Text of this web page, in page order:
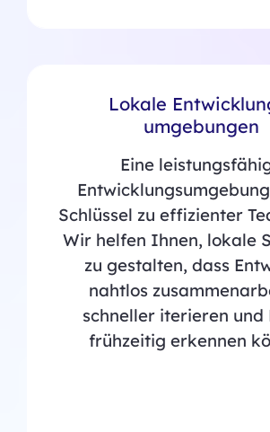
Lokale
umgebungen
Eine
Schlüssel zu effizienter
Wir helfen Ihnen, lokale
zu gestalten, dass
nahtlos
schneller iterieren und
frühzeitig erkennen